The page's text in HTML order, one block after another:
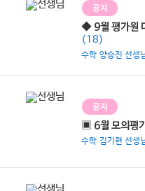
공지
◆ 9월 평가원
(18)
수학 양승진 선생
공지
▣ 6월 모의평
수학 김기현 선생